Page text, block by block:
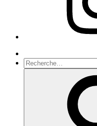
Recherche
pour